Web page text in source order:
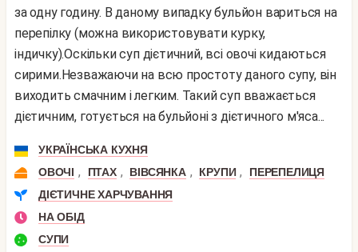
за одну годину. В даному випадку бульйон вариться на
перепілку (можна використовувати курку,
індичку).Оскільки суп дієтичний, всі овочі кидаються
сирими.Незважаючи на всю простоту даного супу, він
виходить смачним і легким. Такий суп вважається
дієтичним, готується на бульйоні з дієтичного м'яса...
УКРАЇНСЬКА КУХНЯ
ОВОЧІ , ПТАХ , ВІВСЯНКА , КРУПИ ,
ПЕРЕПЕЛИЦЯ
ДІЄТИЧНЕ ХАРЧУВАННЯ
НА ОБІД
СУПИ